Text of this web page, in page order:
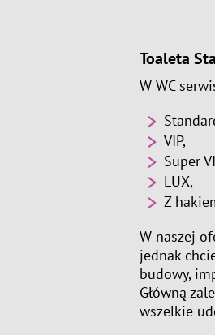
Toaleta
W WC
VIP,
Super
LUX,
Z
W naszej
jednak
budowy,
Główną
wszelkie